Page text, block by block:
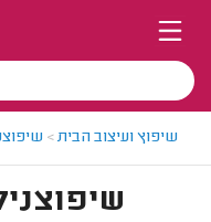
שיפוץ ועיצוב הבית>